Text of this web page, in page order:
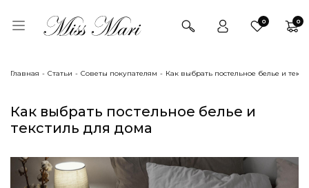
0 0
Главная Статьи Советы покупателям Как выбрать постельное белье и
Как выбрать постельное белье и
текстиль для дома